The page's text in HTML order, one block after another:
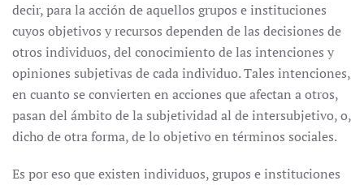
decir, para la acción de aquellos grupos e instituciones
cuyos objetivos y recursos dependen de las decisiones de
otros individuos, del conocimiento de las intenciones y
opiniones subjetivas de cada individuo. Tales intenciones,
en cuanto se convierten en acciones que afectan a otros,
pasan del ámbito de la subjetividad al de intersubjetivo, o,
dicho de otra forma, de lo objetivo en términos sociales.
Es por eso que existen individuos, grupos e instituciones